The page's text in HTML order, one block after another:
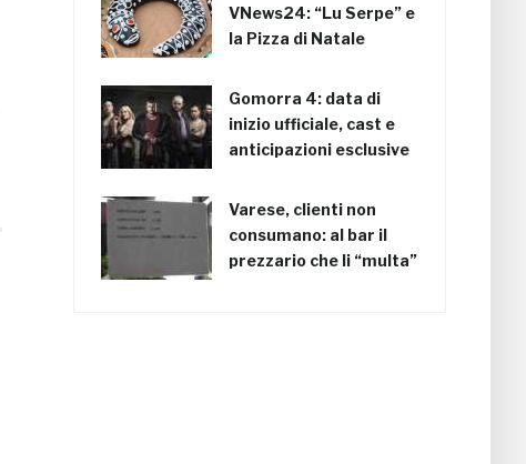
VNews24: “Lu Serpe” e
la Pizza di Natale
Gomorra 4: data di
inizio ufficiale, cast e
anticipazioni esclusive
Varese, clienti non
consumano: al bar il
prezzario che li “multa”